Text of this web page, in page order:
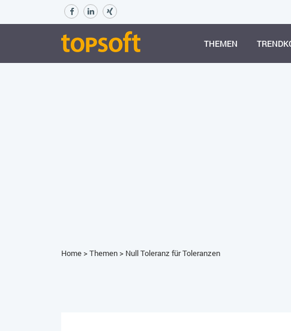
THEMEN
Home>Themen> Null Toleranz für Toleranzen